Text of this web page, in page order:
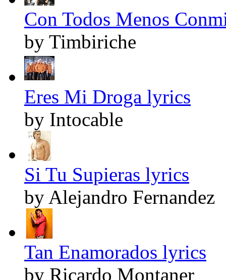
Con Todos Menos
by Timbiriche
Eres Mi Droga lyrics
by Intocable
Si Tu Supieras lyrics
by Alejandro Fernandez
Tan Enamorados lyrics
by Ricardo Montaner